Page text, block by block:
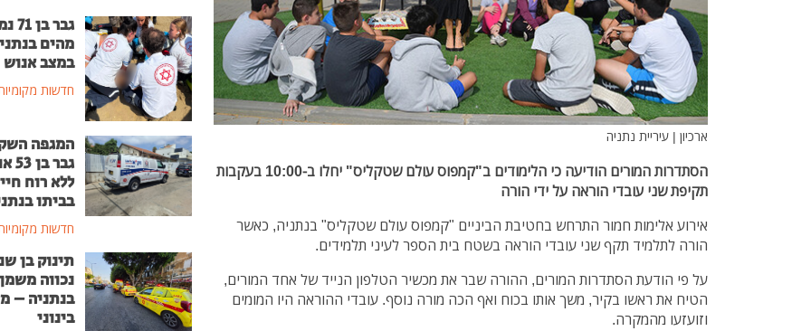
ארכיון | עיריית נתניה
הסתדרות המורים הודיעה כי הלימודים ב"קמפוס עולם שטקליס" יחלו ב-10:00 בעקבות
תקיפת שני עובדי הוראה על ידי הורה
אירוע אלימות חמור התרחש בחטיבת הביניים "קמפוס עולם שטקליס" בנתניה, כאשר
הורה לתלמיד תקף שני עובדי הוראה בשטח בית הספר לעיני תלמידים.
על פי הודעת הסתדרות המורים, ההורה שבר את מכשיר הטלפון הנייד של אחד המורים,
הטיח את ראשו בקיר, משך אותו בכוח ואף הכה מורה נוסף. עובדי ההוראה היו המומים
וזועזעו מהמקרה.
גבר
מהים
במצב אנוש
חדשות
המגפה
גבר
ללא רוח
בביתו
חדשות
תינוק בן
נכווה
בנתניה –
בינוני